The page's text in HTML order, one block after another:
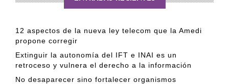
12 aspectos de la nueva ley telecom que la Amedi
propone corregir
Extinguir la autonomía del IFT e INAI es un
retroceso y vulnera el derecho a la información
No desaparecer sino fortalecer organismos